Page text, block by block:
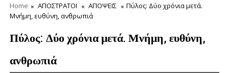
Home ΑΠΟΣΤΡΑΤΟΙ ΑΠΟΨΕΙΣ
Πύλος: Δύο χρόνια μετά.
Μνήμη, ευθύνη, ανθρωπιά
Πύλος: Δύο χρόνια μετά. Μνήμη, ευθύνη,
ανθρωπιά